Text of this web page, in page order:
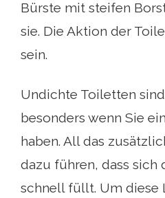
Bürste mit steifen
sie. Die Aktion der
sein.
Undichte Toiletten
besonders wenn Sie
haben. All das
dazu führen, dass sich
schnell füllt. Um diese